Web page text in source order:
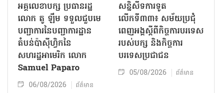
អគ្គលេខាបក្ស ប្រធានរដ្ឋ
លោក តូ ឡឹម ទទួលជួបមេ
បញ្ជាការនៃបញ្ជាការដ្ឋាន
តំបន់ប៉ាស៊ីហ្វិកនៃ
សហរដ្ឋអាមេរិក លោក
Samuel Paparo
06/08/2026 ព័ត៌មាន
សន្និសីទការទូត
លើកទី៣៣៖ សម័យប្រជុំ
ពេញអង្គស្តីពីកិច្ច​ការបរទេស
របស់​បក្ស និងកិច្ច​ការ
បរទេសប្រជាជន
05/08/2026 ព័ត៌មាន